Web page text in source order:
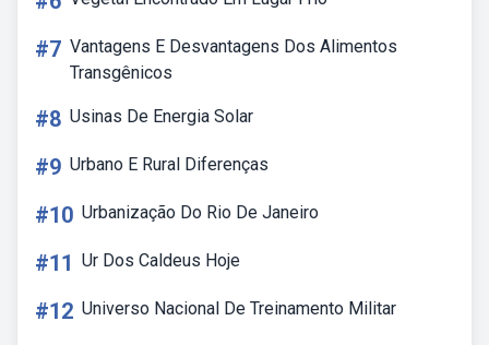
#7 Vantagens E Desvantagens Dos Alimentos
Transgênicos
#8 Usinas De Energia Solar
#9 Urbano E Rural Diferenças
#10 Urbanização Do Rio De Janeiro
#11 Ur Dos Caldeus Hoje
#12 Universo Nacional De Treinamento Militar